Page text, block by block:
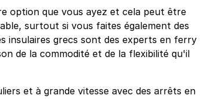
option que vous ayez et cela peut être
surtout si vous faites également des
insulaires grecs sont des experts en ferry
de la commodité et de la flexibilité qu'il
et à grande vitesse avec des arrêts en